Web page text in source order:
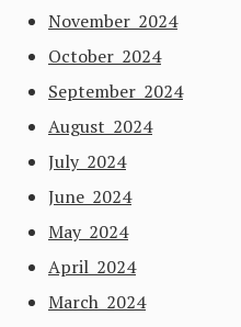
November 2024
October 2024
September 2024
August 2024
July 2024
June 2024
May 2024
April 2024
March 2024